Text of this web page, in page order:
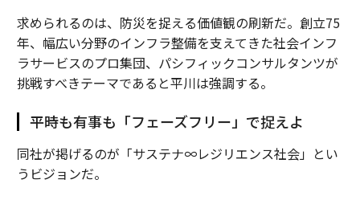
求められるのは、防災を捉える価値観の刷新だ。創立75
年、幅広い分野のインフラ整備を支えてきた社会インフ
ラサービスのプロ集団、パシフィックコンサルタンツが
挑戦すべきテーマであると平川は強調する。
平時も有事も「フェーズフリー」で捉えよ
同社が掲げるのが「サステナ∞レジリエンス社会」とい
うビジョンだ。